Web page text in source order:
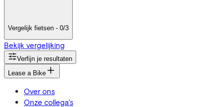
Vergelijk fietsen - 0/3
Bekijk vergelijking
Verfijn je resultaten
Lease a Bike
Over ons
Onze collega's